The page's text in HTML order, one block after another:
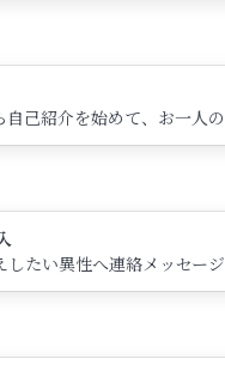
己紹介を始めて、お一人
たい異性へ連絡メッセー